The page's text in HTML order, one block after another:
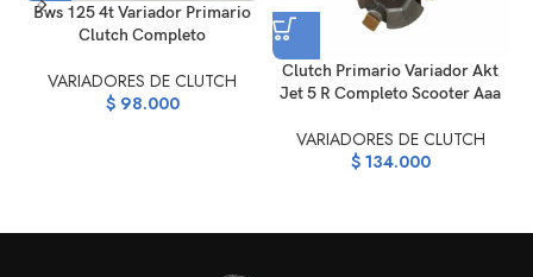
Bws 125 4t Variador Primario
Clutch Completo
VARIADORES DE CLUTCH
$98.000
Clutch Primario Variador Akt
Jet 5 R Completo Scooter Aaa
VARIADORES DE CLUTCH
$134.000